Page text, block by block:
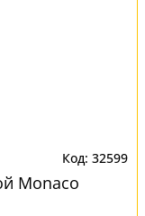
32599
Monaco